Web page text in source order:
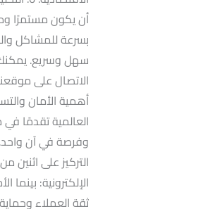
أن يكون مستمرًا
بسرعة للمشاكل
سهل وسريع. يمكنك
الاتصال على
أهمية الأمان
العالمية تقدمًا في
وفرصة في آن واحد.
الإلكترونية:
ثقة العملاء